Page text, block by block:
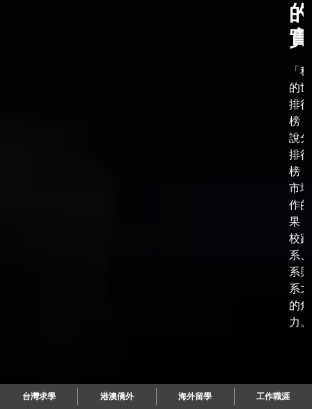
台灣求學 港澳僑外 海外留學 工作職涯
實
「
的
排行
榜
說
排行
榜
市
作
果
校跟
系
系
系
的角
力